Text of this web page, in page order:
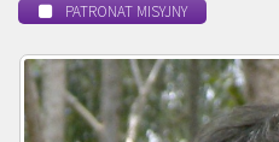
PATRONAT MISYJNY